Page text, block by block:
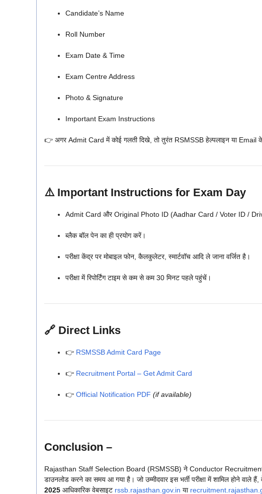
Candidate’s Name
Roll Number
Exam Date & Time
Exam Centre Address
Photo & Signature
Important Exam Instructions
👉 अगर Admit Card में कोई गलती दिखे, तो तुरंत RSMSSB हेल्पलाइन या Email
⚠️ Important Instructions for Exam Day
Admit Card और Original Photo ID (Aadhar Card / Voter ID /
ब्लैक बॉल पेन का ही प्रयोग करें।
परीक्षा केंद्र पर मोबाइल फोन, कैलकुलेटर, स्मार्टवॉच आदि ले जाना वर्जित है।
परीक्षा में रिपोर्टिंग टाइम से कम से कम 30 मिनट पहले पहुंचें।
🔗 Direct Links
👉 RSMSSB Admit Card Page
👉 Recruitment Portal – Get Admit Card
👉 Official Notification PDF (if available)
Conclusion –
Rajasthan Staff Selection Board (RSMSSB) ने Conductor Recruitment
डाउनलोड करने का समय आ गया है। जो उम्मीदवार इस भर्ती परीक्षा में शामिल होने वाले
2025 आधिकारिक वेबसाइट rssb.rajasthan.gov.in या